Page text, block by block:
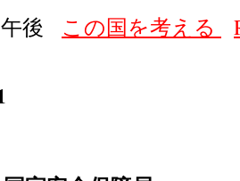
午後 この国を考える